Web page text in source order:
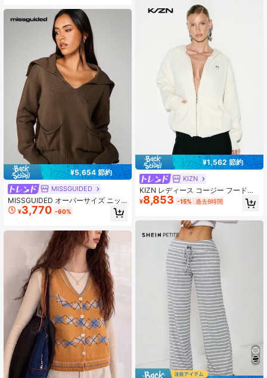
¥5,654 節約
MISSGUIDED
MISSGUIDED オーバーサイズ ニッ
トパーカー ルーズな襟 長袖プルオー
バーセーター 秋冬カジュアル
¥3,770 -60%
¥1,562 節約
KIZN
KIZN レディース コージー フード付
きジップアップカーディガン ポケッ
ト付き カジュアル ニット 長袖ジャ
¥8,853 -15% 過去8時間